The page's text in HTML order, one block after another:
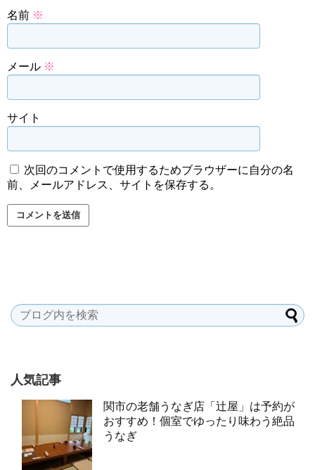
名前 ※
メール ※
サイト
次回のコメントで使用するためブラウザーに自分の名
前、メールアドレス、サイトを保存する。
人気記事
関市の老舗うなぎ店「辻屋」は予約が
おすすめ！個室でゆったり味わう絶品
うなぎ